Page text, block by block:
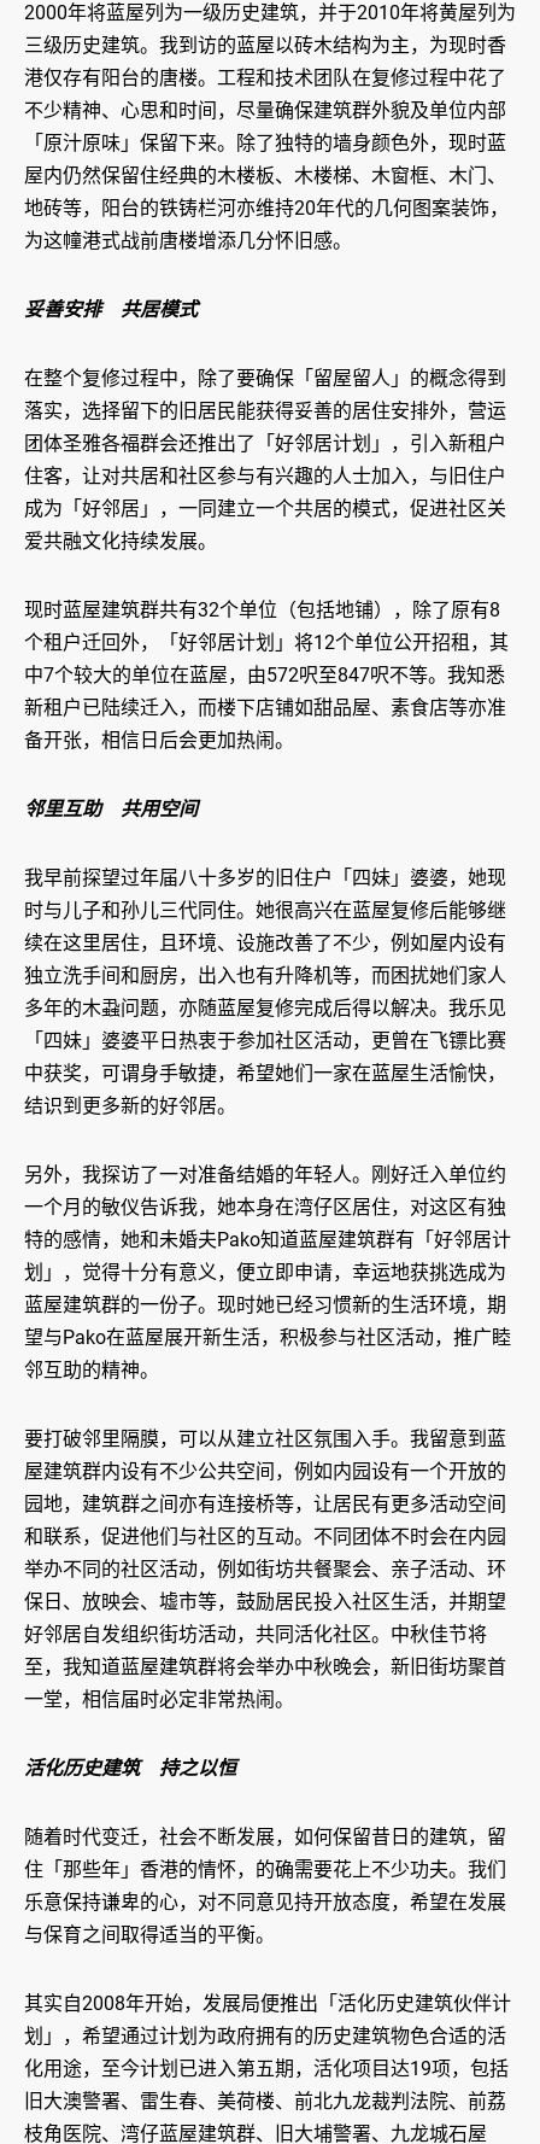
2000年将蓝屋列为一级历史建筑，并于2010年将黄屋列为
三级历史建筑。我到访的蓝屋以砖木结构为主，为现时香
港仅存有阳台的唐楼。工程和技术团队在复修过程中花了
不少精神、心思和时间，尽量确保建筑群外貌及单位内部
「原汁原味」保留下来。除了独特的墙身颜色外，现时蓝
屋内仍然保留住经典的木楼板、木楼梯、木窗框、木门、
地砖等，阳台的铁铸栏河亦维持20年代的几何图案装饰，
为这幢港式战前唐楼增添几分怀旧感。
妥善安排 共居模式
在整个复修过程中，除了要确保「留屋留人」的概念得到
落实，选择留下的旧居民能获得妥善的居住安排外，营运
团体圣雅各福群会还推出了「好邻居计划」，引入新租户
住客，让对共居和社区参与有兴趣的人士加入，与旧住户
成为「好邻居」，一同建立一个共居的模式，促进社区关
爱共融文化持续发展。
现时蓝屋建筑群共有32个单位（包括地铺），除了原有8
个租户迁回外，「好邻居计划」将12个单位公开招租，其
中7个较大的单位在蓝屋，由572呎至847呎不等。我知悉
新租户已陆续迁入，而楼下店铺如甜品屋、素食店等亦准
备开张，相信日后会更加热闹。
邻里互助 共用空间
我早前探望过年届八十多岁的旧住户「四妹」婆婆，她现
时与儿子和孙儿三代同住。她很高兴在蓝屋复修后能够继
续在这里居住，且环境、设施改善了不少，例如屋内设有
独立洗手间和厨房，出入也有升降机等，而困扰她们家人
多年的木蝨问题，亦随蓝屋复修完成后得以解决。我乐见
「四妹」婆婆平日热衷于参加社区活动，更曾在飞镖比赛
中获奖，可谓身手敏捷，希望她们一家在蓝屋生活愉快，
结识到更多新的好邻居。
另外，我探访了一对准备结婚的年轻人。刚好迁入单位约
一个月的敏仪告诉我，她本身在湾仔区居住，对这区有独
特的感情，她和未婚夫Pako知道蓝屋建筑群有「好邻居计
划」，觉得十分有意义，便立即申请，幸运地获挑选成为
蓝屋建筑群的一份子。现时她已经习惯新的生活环境，期
望与Pako在蓝屋展开新生活，积极参与社区活动，推广睦
邻互助的精神。
要打破邻里隔膜，可以从建立社区氛围入手。我留意到蓝
屋建筑群内设有不少公共空间，例如内园设有一个开放的
园地，建筑群之间亦有连接桥等，让居民有更多活动空间
和联系，促进他们与社区的互动。不同团体不时会在内园
举办不同的社区活动，例如街坊共餐聚会、亲子活动、环
保日、放映会、墟市等，鼓励居民投入社区生活，并期望
好邻居自发组织街坊活动，共同活化社区。中秋佳节将
至，我知道蓝屋建筑群将会举办中秋晚会，新旧街坊聚首
一堂，相信届时必定非常热闹。
活化历史建筑 持之以恒
随着时代变迁，社会不断发展，如何保留昔日的建筑，留
住「那些年」香港的情怀，的确需要花上不少功夫。我们
乐意保持谦卑的心，对不同意见持开放态度，希望在发展
与保育之间取得适当的平衡。
其实自2008年开始，发展局便推出「活化历史建筑伙伴计
划」，希望通过计划为政府拥有的历史建筑物色合适的活
化用途，至今计划已进入第五期，活化项目达19项，包括
旧大澳警署、雷生春、美荷楼、前北九龙裁判法院、前荔
枝角医院、湾仔蓝屋建筑群、旧大埔警署、九龙城石屋